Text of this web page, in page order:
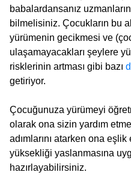
babalardansanız
bilmelisiniz. Çocukların bu
yürümenin gecikmesi ve
ulaşamayacakları şeylere
risklerinin artması gibi bazı
getiriyor.
Çocuğunuza yürümeyi
olarak ona sizin yardım
adımlarını atarken ona
yüksekliği yaslanmasına
hazırlayabilirsiniz.